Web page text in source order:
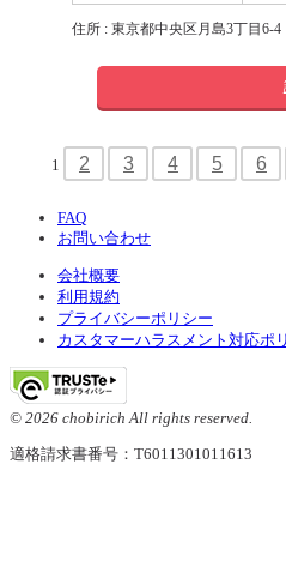
住所 : 東京都中央区月島3丁目6-4
1 2 3 4 5 6
FAQ
お問い合わせ
会社概要
利用規約
プライバシーポリシー
カスタマーハラスメント対応ポ
© 2026 chobirich All rights reserved.
適格請求書番号：T6011301011613